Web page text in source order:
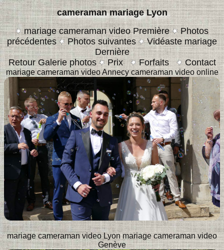
cameraman mariage Lyon
mariage cameraman video Première
Photos
précédentes
Photos suivantes
Vidéaste mariage
Dernière
Retour Galerie photos
Prix Forfaits Contact
mariage cameraman video Annecy cameraman video online
mariage cameraman video Lyonmariage cameraman video
Genève